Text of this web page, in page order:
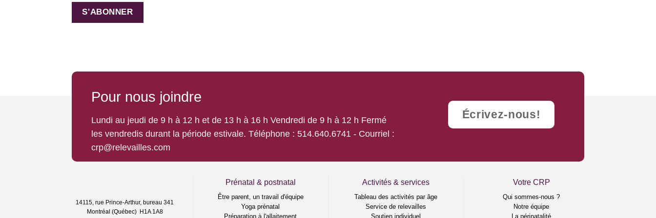
Pour nous joindre
Lundi au jeudi de 9 h à 12 h et de 13 h à 16 h Vendredi de 9 h à 12 h Fermé
les vendredis durant la période estivale. Téléphone : 514.640.6741 - Courriel :
crp@relevailles.com
Écrivez-nous!
14115, rue Prince-Arthur, bureau 341
Montréal (Québec) H1A 1A8
Prénatal & postnatal
Être parent, un travail d'équipe
Yoga prénatal
Préparation à l'allaitement
Activités & services
Tableau des activités par âge
Service de relevailles
Soutien individuel
Votre CRP
Qui sommes-nous ?
Notre équipe
La périnatalité